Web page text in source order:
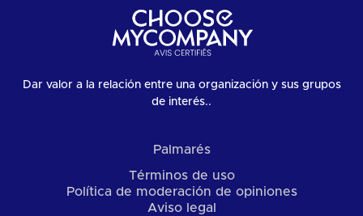
Dar valor a la relación entre una organización y sus grupos
de interés..
Palmarés
Términos de uso
Política de moderación de opiniones
Aviso legal